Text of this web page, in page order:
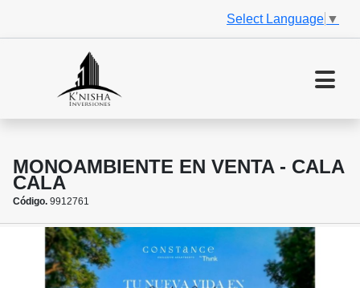
Select Language ▼
MONOAMBIENTE EN VENTA - CALA
CALA
Código. 9912761